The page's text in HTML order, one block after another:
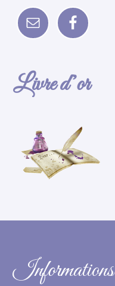
Livre d’or
Informations